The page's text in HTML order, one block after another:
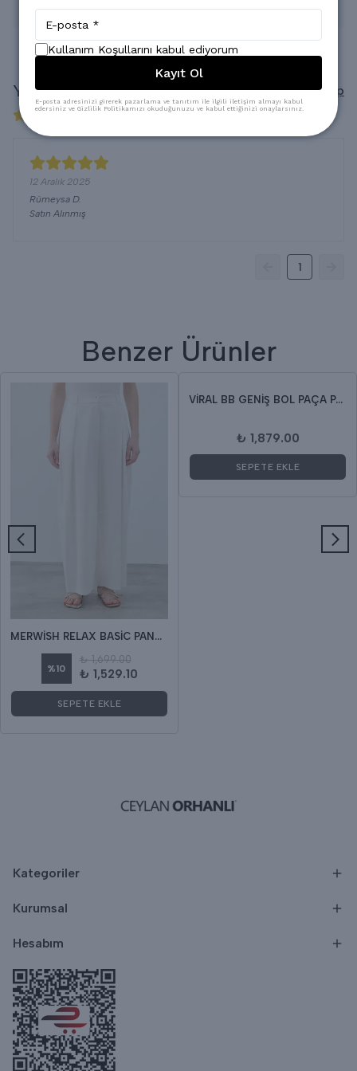
<[SURELER]>
Yorumlar Yorum Yap
1 değerlendirmeye göre
12 Aralık 2025
Rümeysa D.
Satın Alınmış
1
Benzer Ürünler
MERWİSH RELAX BASİC PANTOLON
%10
₺ 1,699.00
₺ 1,529.10
SEPETE EKLE
VİRAL BB GENİŞ BOL PAÇA PANTOLON
₺ 1,879.00
SEPETE EKLE
Kategoriler
Kurumsal
Hesabım
Kullanım Koşullarını kabul ediyorum
Kayıt Ol
E-posta adresinizi girerek pazarlama ve tanıtım ile ilgili iletişim almayı kabul
edersiniz ve Gizlilik Politikamızı okuduğunuzu ve kabul ettiğinizi onaylarsınız.